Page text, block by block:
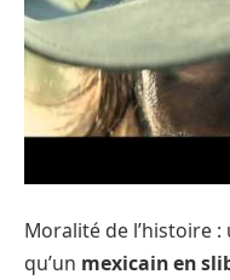
Moralité de l’histoire :
qu’un mexicain en